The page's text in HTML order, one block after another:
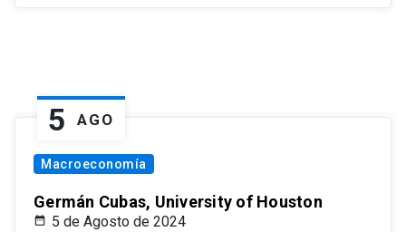
5 AGO
Macroeconomía
Germán Cubas, University of Houston
5 de Agosto de 2024